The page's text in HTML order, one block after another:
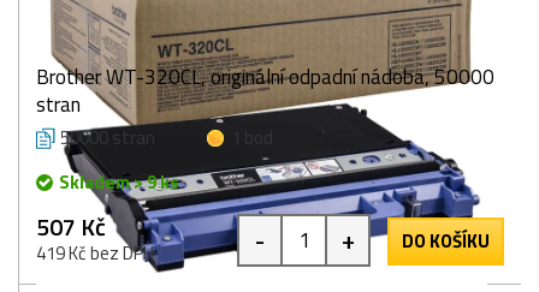
Brother WT-320CL, originální odpadní nádoba, 50000
stran
50000 stran
Skladem > 9 ks
507 Kč
419 Kč bez DPH - + DO KOŠÍKU